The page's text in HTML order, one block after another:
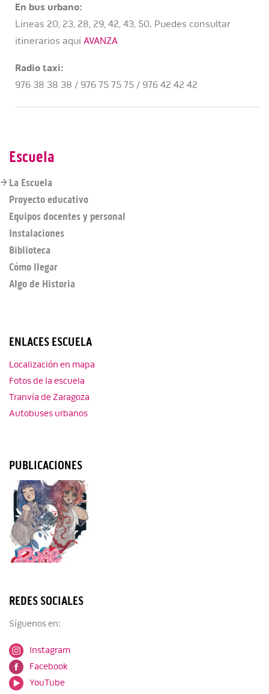
En bus urbano:
Líneas 20, 23, 28, 29, 42, 43, 50. Puedes consultar
itinerarios aquí AVANZA
Radio taxi:
976 38 38 38 / 976 75 75 75 / 976 42 42 42
Escuela
La Escuela
Proyecto educativo
Equipos docentes y personal
Instalaciones
Biblioteca
Cómo llegar
Algo de Historia
ENLACES ESCUELA
Localización en mapa
Fotos de la escuela
Tranvía de Zaragoza
Autobuses urbanos
PUBLICACIONES
REDES SOCIALES
Síguenos en:
Instagram
Facebook
YouTube